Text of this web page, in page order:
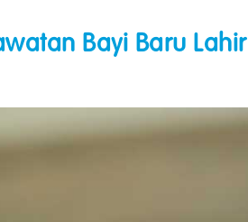
Bayi Baru Lahir